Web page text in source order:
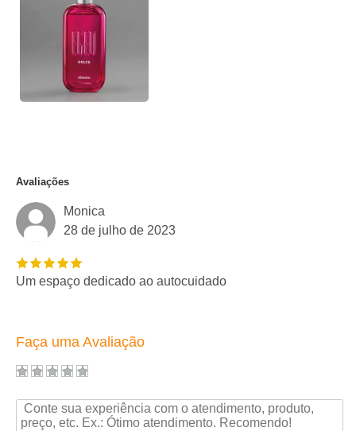
Avaliações
Monica
28 de julho de 2023
Um espaço dedicado ao autocuidado
Faça uma Avaliação